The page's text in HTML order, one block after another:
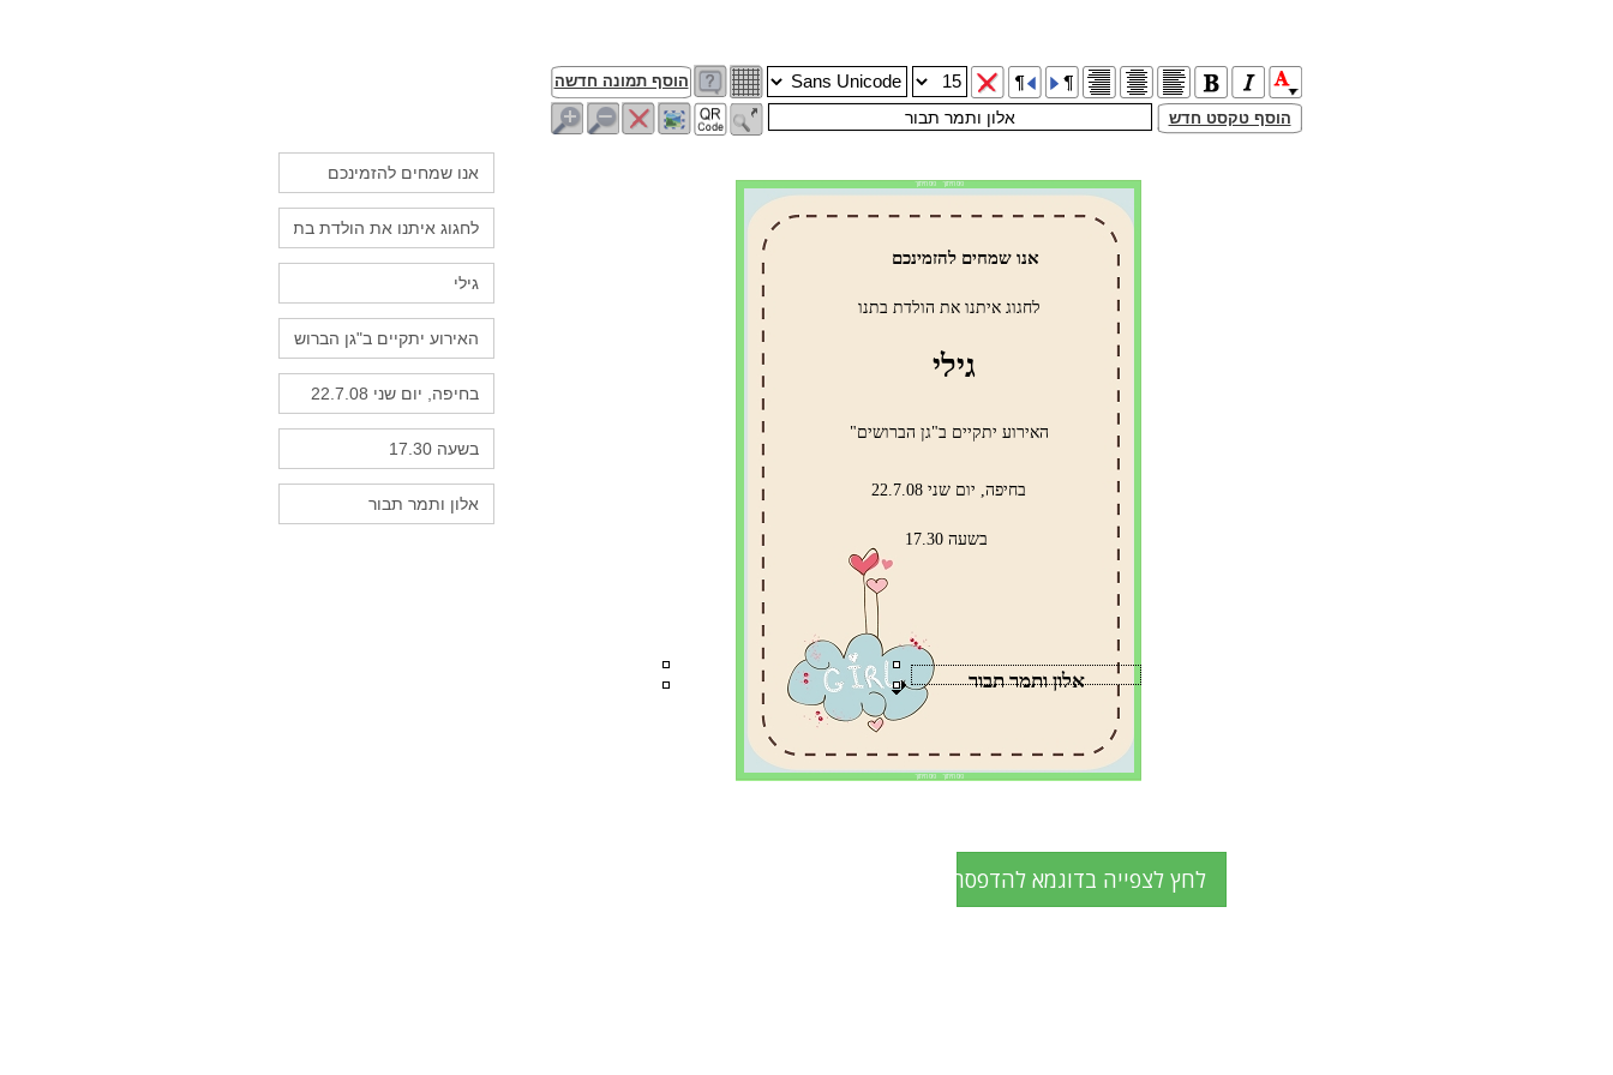
הוסף תמונה חדשה
הוסף טקסט חדש
אנו שמחים להזמינכם
לחגוג איתנו את הולדת בתנו
גילי
האירוע יתקיים ב"גן הברושים"
בחיפה, יום שני 22.7.08
בשעה 17.30
אלון ותמר תבור
פס חיתוך פס חיתוך
פס חיתוך פס חיתוך
לחץ לצפייה בדוגמא להדפסה